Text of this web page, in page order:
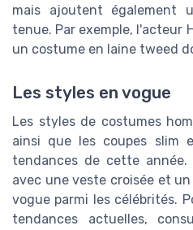
mais ajoutent également
tenue. Par exemple, l'acteur
un costume en laine tweed
Les styles en vogue
Les styles de costumes
ainsi que les coupes slim
tendances de cette
avec une veste croisée et
vogue parmi les célébrités.
tendances actuelles,